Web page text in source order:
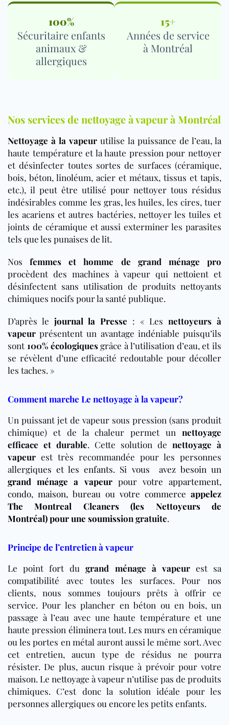
100%
Sécuritaire enfants
animaux &
allergiques
15+
Années de service
à Montréal
Nos services de nettoyage à vapeur à Montréal
Nettoyage à la vapeurutilise la puissance de l’eau, la
haute température et la haute pression pour nettoyer
et désinfecter toutes sortes de surfaces (céramique,
bois, béton, linoléum, acier et métaux, tissus et tapis,
etc.), il peut être utilisé pour nettoyer tous résidus
indésirables comme les gras, les huiles, les cires, tuer
les acariens et autres bactéries, nettoyer les tuiles et
joints de céramique et aussi exterminer les parasites
tels que les punaises de lit.
Nosfemmes et homme de grand ménage pro
procèdent des machines à vapeur qui nettoient et
désinfectent sans utilisation de produits nettoyants
chimiques nocifs pour la santé publique.
D’après le journal la Presse : « Lesnettoyeurs à
vapeur présentent un avantage indéniable puisqu’ils
sont 100% écologiquesgrâce à l’utilisation d’eau, et ils
se révèlent d’une efficacité redoutable pour décoller
les taches. »
Comment marche Le nettoyage à la vapeur?
Un puissant jet de vapeur sous pression (sans produit
chimique) et de la chaleur permet un nettoyage
efficace et durable. Cette solution de nettoyage à
vapeur est très recommandée pour les personnes
allergiques et les enfants. Si vous avez besoin un
grandménage a vapeurpour votre appartement,
condo, maison, bureau ou votre commerce appelez
The Montreal Cleaners (les Nettoyeurs de
Montréal)pour une soumission gratuite.
Principe de l’entretien à vapeur
Le point fort dugrand ménage à vapeurest sa
compatibilité avec toutes les surfaces. Pour nos
clients, nous sommes toujours prêts à offrir ce
service. Pour les plancher en béton ou en bois, un
passage à l’eau avec une haute température et une
haute pression éliminera tout. Les murs en céramique
ou les portes en métal auront aussi le même sort. Avec
cet entretien, aucun type de résidus ne pourra
résister. De plus, aucun risque à prévoir pour votre
maison. Le nettoyage à vapeur n’utilise pas de produits
chimiques. C’est donc la solution idéale pour les
personnes allergiques ou encore les petits enfants.